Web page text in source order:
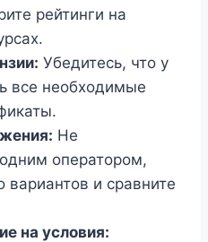
рейтинги на
Убедитесь, что у
все необходимые
Не
оператором,
вариантов и сравните
на условия: